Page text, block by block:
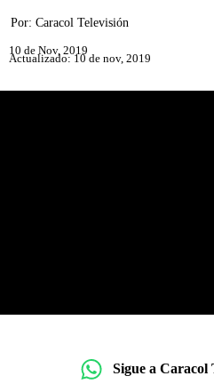
Por: Caracol Televisión
10 de Nov, 2019
Actualizado: 10 de nov, 2019
Sigue a